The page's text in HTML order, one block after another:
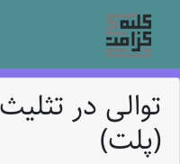
توالی در
(پلت)